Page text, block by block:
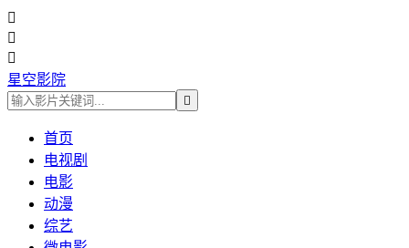



星空影院

首页
电视剧
电影
动漫
综艺